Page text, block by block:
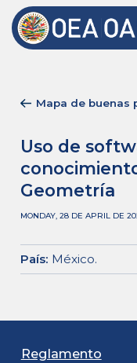
Mapa de buenas
Uso de
Geometría
MONDAY, 28 DE APRIL DE
País: México.
Reglamento